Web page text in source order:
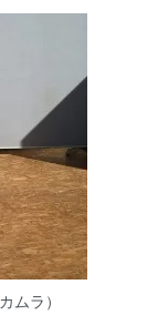
ムラ）